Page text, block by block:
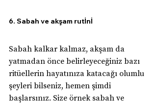
6. Sabah ve akşam rutİnİ
Sabah kalkar kalmaz, akşam da
yatmadan önce belirleyeceğiniz bazı
ritüellerin hayatınıza katacağı olumlu
şeyleri bilseniz, hemen şimdi
başlarsınız. Size örnek sabah ve